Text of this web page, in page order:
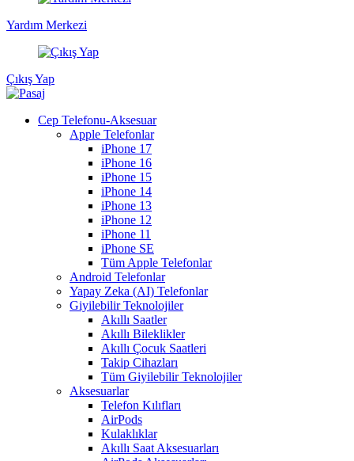
Yardım Merkezi
Çıkış Yap
Cep Telefonu-Aksesuar
Apple Telefonlar
iPhone 17
iPhone 16
iPhone 15
iPhone 14
iPhone 13
iPhone 12
iPhone 11
iPhone SE
Tüm Apple Telefonlar
Android Telefonlar
Yapay Zeka (AI) Telefonlar
Giyilebilir Teknolojiler
Akıllı Saatler
Akıllı Bileklikler
Akıllı Çocuk Saatleri
Takip Cihazları
Tüm Giyilebilir Teknolojiler
Aksesuarlar
Telefon Kılıfları
AirPods
Kulaklıklar
Akıllı Saat Aksesuarları